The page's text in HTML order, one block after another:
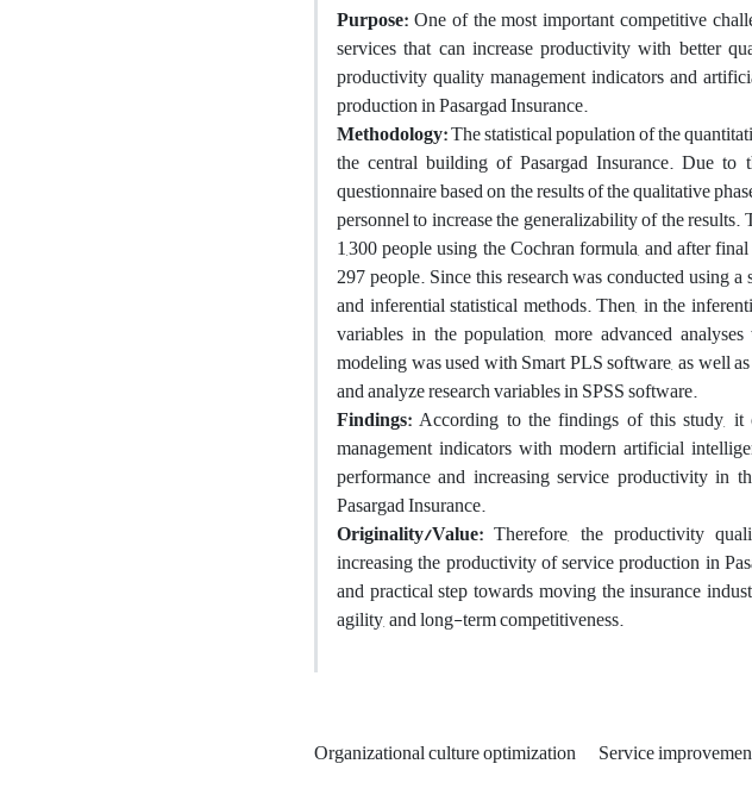
Purpose:One of the most important competitive
services that can increase productivity with better
productivity quality management indicators and
production in Pasargad Insurance.
Methodology:The statistical population of the
the central building of Pasargad Insurance. Due
questionnaire based on the results of the qualitative
personnel to increase the generalizability of the
1,300 people using the Cochran formula, and after
297 people. Since this research was conducted using
and inferential statistical methods. Then, in the
variables in the population, more advanced
modeling was used with Smart PLS software, as well
and analyze research variables in SPSS software.
Findings: According to the findings of this study,
management indicators with modern artificial
performance and increasing service productivity in
Pasargad Insurance.
Originality/Value: Therefore, the productivity
increasing the productivity of service production in
and practical step towards moving the insurance
agility, and long-term competitiveness.
Organizational culture optimization Service